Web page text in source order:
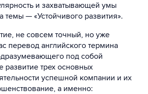
и захватывающей умы
темы — «Устойчивого развития».
не совсем точный, но уже
перевод английского термина
под собой
развитие трех основных
успешной компании и их
а именно: